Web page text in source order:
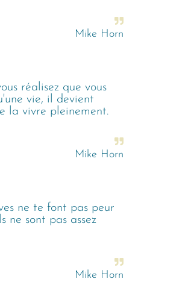
Mike Horn
réalisez que vous
vie, il devient
la vivre pleinement.
Mike Horn
ne te font pas peur
ne sont pas assez
Mike Horn